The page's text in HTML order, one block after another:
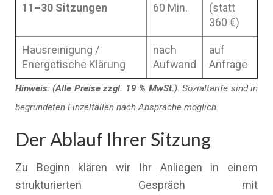
11–30 Sitzungen 60 Min.
(statt
360 €)
Hausreinigung /
Energetische Klärung
nach
Aufwand
auf
Anfrage
Hinweis: (Alle Preise zzgl. 19 % MwSt.). Sozialtarife sind in
begründeten Einzelfällen nach Absprache möglich.
Der Ablauf Ihrer Sitzung
Zu Beginn klären wir Ihr Anliegen in einem
strukturierten Gespräch mit